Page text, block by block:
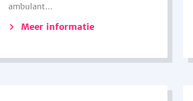
ambulant...
Meer informatie